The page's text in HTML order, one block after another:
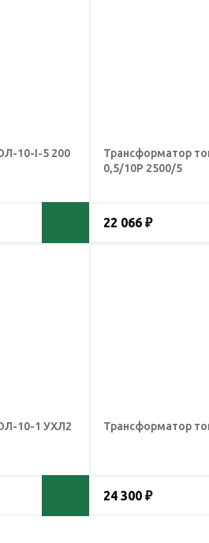
10-I-5 200
Трансформатор
0,5/10Р 2500/5
22 066 ₽
10-1 УХЛ2
Трансформатор
24 300 ₽